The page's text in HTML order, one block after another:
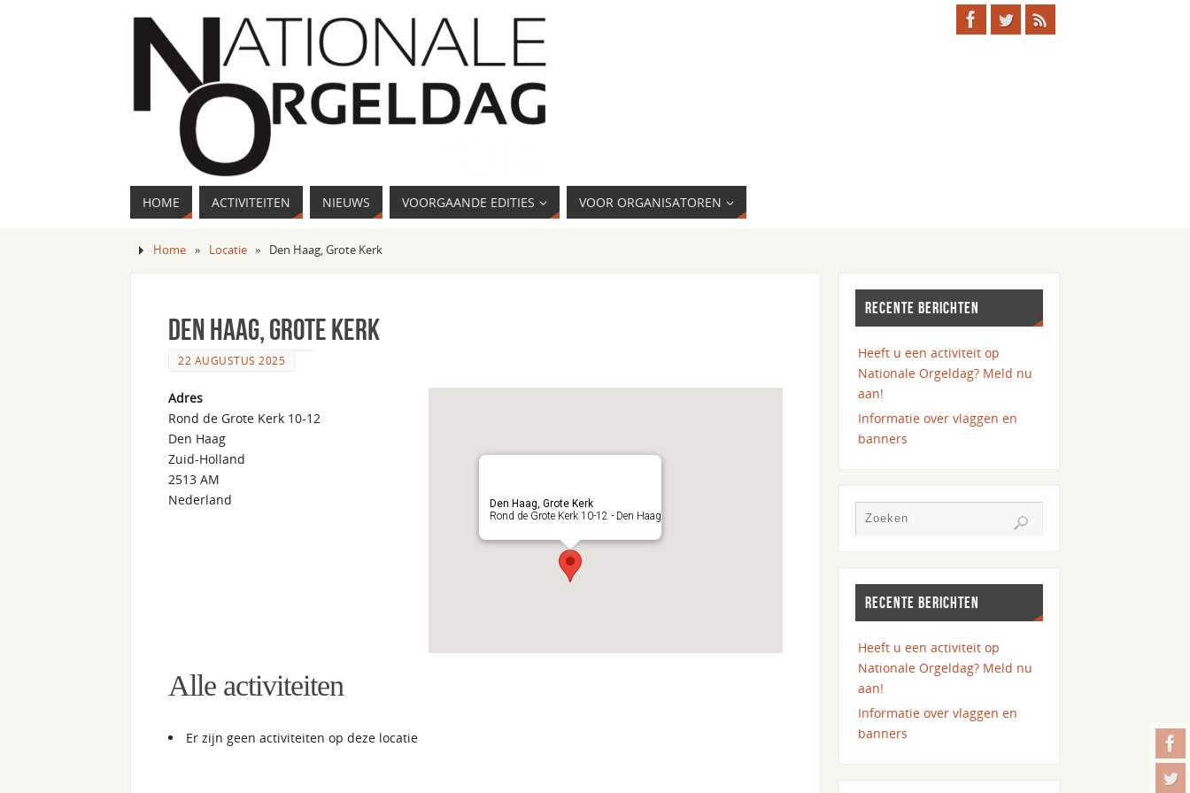
HOME ACTIVITEITEN NIEUWS VOORGAANDE EDITIES VOOR ORGANISATOREN
Home » Locatie » Den Haag, Grote Kerk
Den Haag, Grote Kerk
22 AUGUSTUS 2025
Den Haag, Grote Kerk
Rond de Grote Kerk 10-12 - Den Haag
Adres
Rond de Grote Kerk 10-12
Den Haag
Zuid-Holland
2513 AM
Nederland
Alle activiteiten
Er zijn geen activiteiten op deze locatie
RECENTE BERICHTEN
Heeft u een activiteit op
Nationale Orgeldag? Meld nu
aan!
Informatie over vlaggen en
banners
RECENTE BERICHTEN
Heeft u een activiteit op
Nationale Orgeldag? Meld nu
aan!
Informatie over vlaggen en
banners